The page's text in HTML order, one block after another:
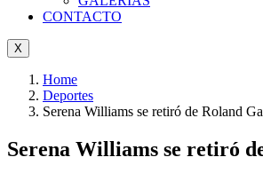
CONTACTO
X
Home
Deportes
Serena Williams se retiró de Roland
Serena Williams se retiró